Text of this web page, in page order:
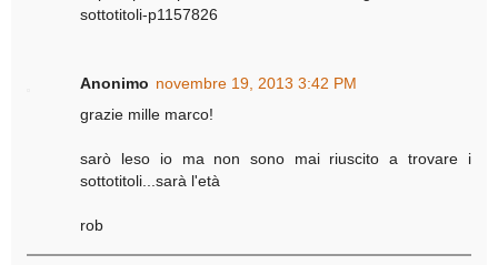
sottotitoli-p1157826
Anonimo novembre 19, 2013 3:42 PM
grazie mille marco!
sarò leso io ma non sono mai riuscito a trovare i
sottotitoli...sarà l'età
rob